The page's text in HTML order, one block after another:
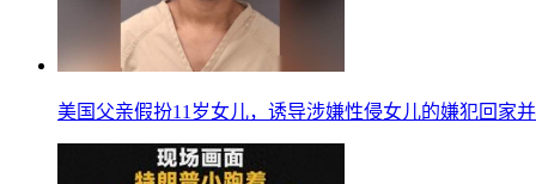
美国父亲假扮11岁女儿，诱导涉嫌性侵女儿的嫌犯回家